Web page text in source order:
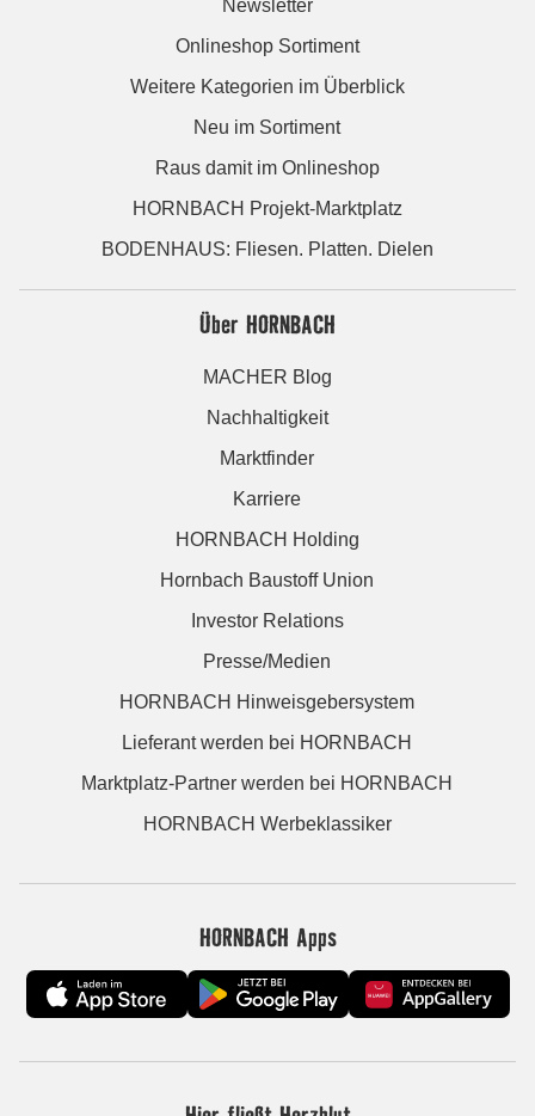
Newsletter
Onlineshop Sortiment
Weitere Kategorien im Überblick
Neu im Sortiment
Raus damit im Onlineshop
HORNBACH Projekt-Marktplatz
BODENHAUS: Fliesen. Platten. Dielen
Über HORNBACH
MACHER Blog
Nachhaltigkeit
Marktfinder
Karriere
HORNBACH Holding
Hornbach Baustoff Union
Investor Relations
Presse/Medien
HORNBACH Hinweisgebersystem
Lieferant werden bei HORNBACH
Marktplatz-Partner werden bei HORNBACH
HORNBACH Werbeklassiker
HORNBACH Apps